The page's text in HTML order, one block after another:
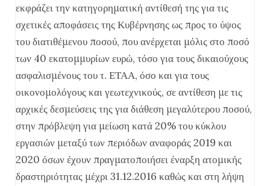
εκφράζει την κατηγορηματική αντίθεσή της για τις
σχετικές αποφάσεις της Κυβέρνησης ως προς το ύψος
του διατιθέμενου ποσού, που ανέρχεται μόλις στο ποσό
των 40 εκατομμυρίων ευρώ, τόσο για τους δικαιούχους
ασφαλισμένους του τ. ΕΤΑΑ, όσο και για τους
οικονομολόγους και γεωτεχνικούς, σε αντίθεση με τις
αρχικές δεσμεύσεις της για διάθεση μεγαλύτερου ποσού,
στην πρόβλεψη για μείωση κατά 20% του κύκλου
εργασιών μεταξύ των περιόδων αναφοράς 2019 και
2020 όσων έχουν πραγματοποιήσει έναρξη ατομικής
δραστηριότητας μέχρι 31.12.2016 καθώς και στη λήψη